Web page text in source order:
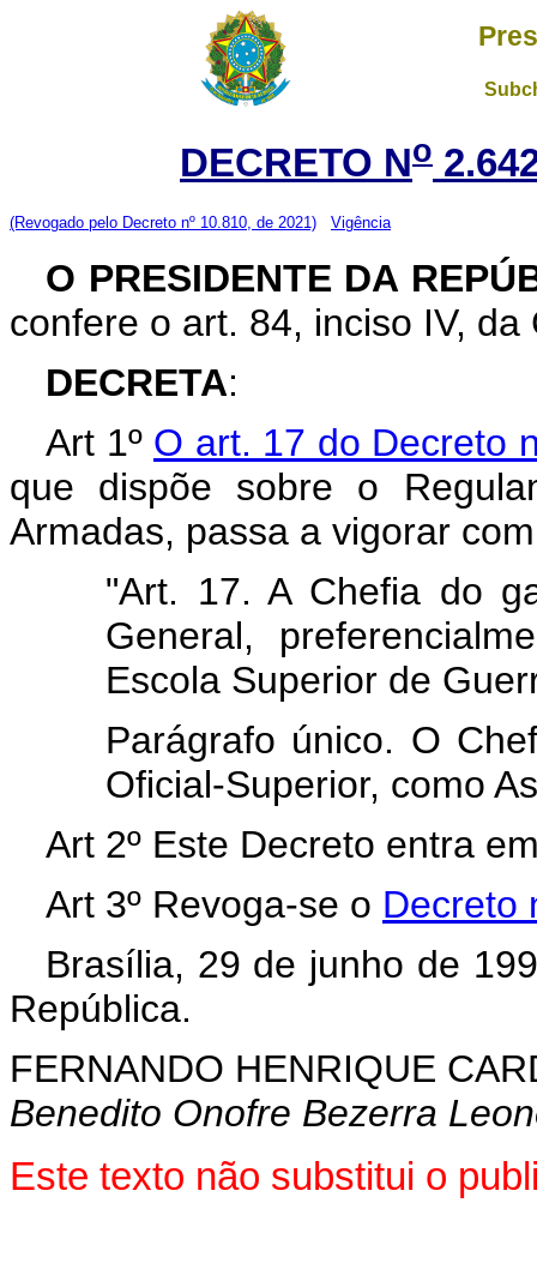
DECRETO No
(Revogado pelo Decreto nº 10.810, de 2021) Vigência
O PRESIDENTE DA
confere o art. 84, inciso IV, da
DECRETA:
Art 1º O art. 17 do Decreto
que dispõe sobre o
Armadas, passa a vigorar
"Art. 17. A Chefia do
General,
Escola Superior de
Parágrafo único. O
Oficial-Superior, como
Art 2º Este Decreto entra
Art 3º Revoga-se o Decreto
Brasília, 29 de junho de
República.
FERNANDO HENRIQUE
Benedito Onofre Bezerra
Este texto não substitui o